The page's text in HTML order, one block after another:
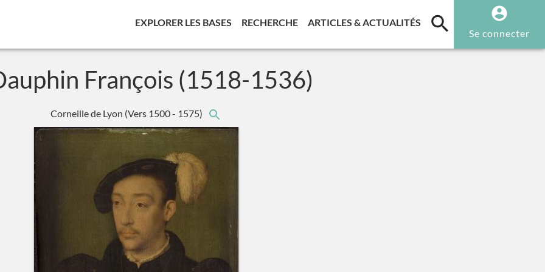
EXPLORER LES BASES (CURRENT)
RECHERCHE(CURRENT)
ARTICLES & ACTUALITÉS (CURRENT)
Se connecter
François (1518-1536)
Corneille de Lyon (Vers 1500 - 1575)